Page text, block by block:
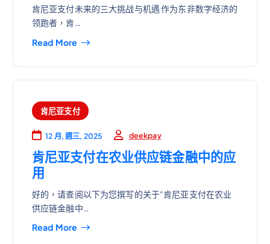
肯尼亚支付未来的三大挑战与机遇 作为东非数字经济的
领跑者，肯…
Read More
肯尼亚支付
12 月, 週三, 2025 deekpay
肯尼亚支付在农业供应链金融中的应
用
好的，请查阅以下为您撰写的关于“肯尼亚支付在农业
供应链金融中…
Read More